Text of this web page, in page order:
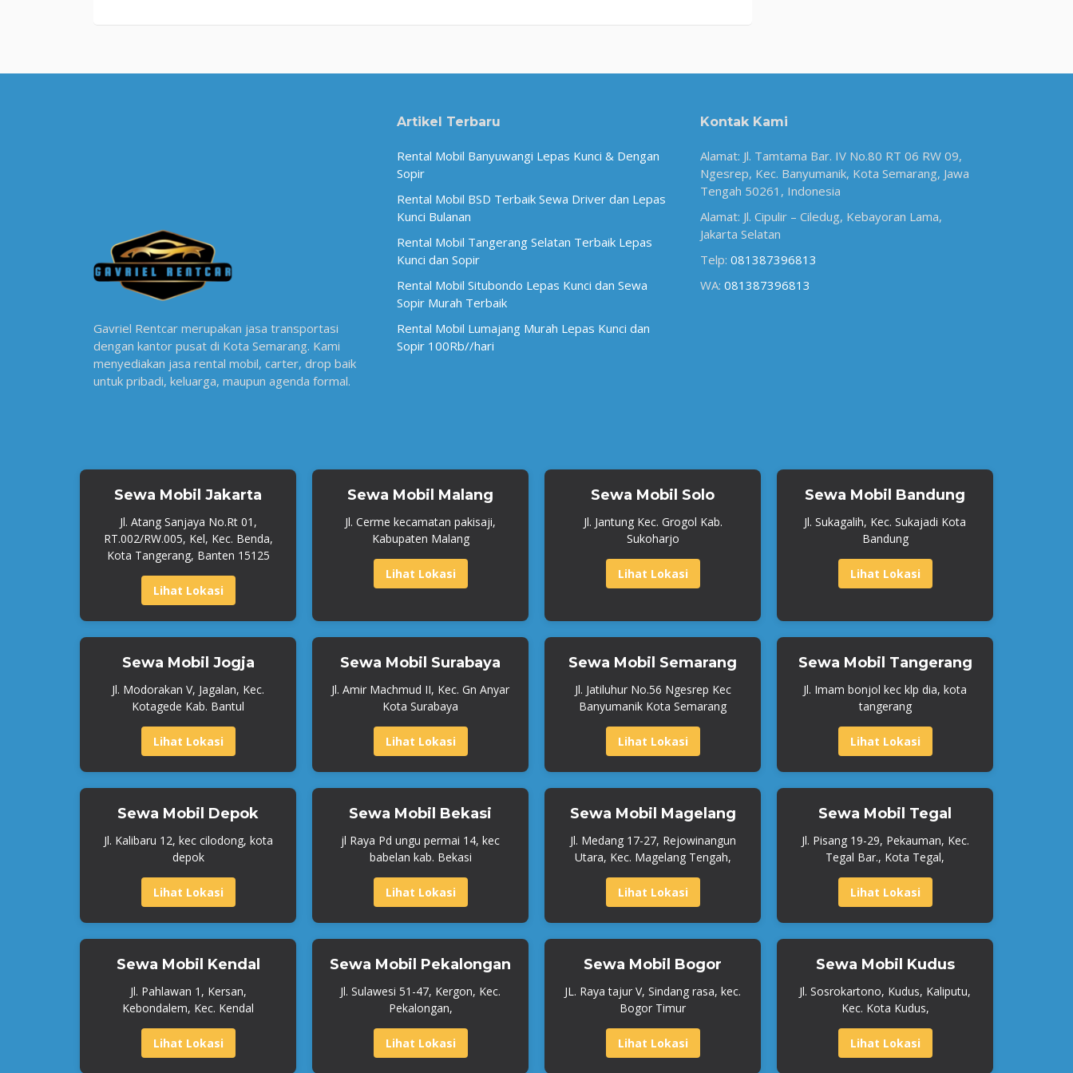
Gavriel Rentcar merupakan jasa transportasi
dengan kantor pusat di Kota Semarang. Kami
menyediakan jasa rental mobil, carter, drop baik
untuk pribadi, keluarga, maupun agenda formal.
Artikel Terbaru
Rental Mobil Banyuwangi Lepas Kunci & Dengan
Sopir
Rental Mobil BSD Terbaik Sewa Driver dan Lepas
Kunci Bulanan
Rental Mobil Tangerang Selatan Terbaik Lepas
Kunci dan Sopir
Rental Mobil Situbondo Lepas Kunci dan Sewa
Sopir Murah Terbaik
Rental Mobil Lumajang Murah Lepas Kunci dan
Sopir 100Rb//hari
Kontak Kami
Alamat: Jl. Tamtama Bar. IV No.80 RT 06 RW 09,
Ngesrep, Kec. Banyumanik, Kota Semarang, Jawa
Tengah 50261, Indonesia
Alamat: Jl. Cipulir – Ciledug, Kebayoran Lama,
Jakarta Selatan
Telp: 081387396813
WA: 081387396813
Sewa Mobil Jakarta
Jl. Atang Sanjaya No.Rt 01,
RT.002/RW.005, Kel, Kec. Benda,
Kota Tangerang, Banten 15125
Lihat Lokasi
Sewa Mobil Malang
Jl. Cerme kecamatan pakisaji,
Kabupaten Malang
Lihat Lokasi
Sewa Mobil Solo
Jl. Jantung Kec. Grogol Kab.
Sukoharjo
Lihat Lokasi
Sewa Mobil Bandung
Jl. Sukagalih, Kec. Sukajadi Kota
Bandung
Lihat Lokasi
Sewa Mobil Jogja
Jl. Modorakan V, Jagalan, Kec.
Kotagede Kab. Bantul
Lihat Lokasi
Sewa Mobil Surabaya
Jl. Amir Machmud II, Kec. Gn Anyar
Kota Surabaya
Lihat Lokasi
Sewa Mobil Semarang
Jl. Jatiluhur No.56 Ngesrep Kec
Banyumanik Kota Semarang
Lihat Lokasi
Sewa Mobil Tangerang
Jl. Imam bonjol kec klp dia, kota
tangerang
Lihat Lokasi
Sewa Mobil Depok
Jl. Kalibaru 12, kec cilodong, kota
depok
Lihat Lokasi
Sewa Mobil Bekasi
jl Raya Pd ungu permai 14, kec
babelan kab. Bekasi
Lihat Lokasi
Sewa Mobil Magelang
Jl. Medang 17-27, Rejowinangun
Utara, Kec. Magelang Tengah,
Lihat Lokasi
Sewa Mobil Tegal
Jl. Pisang 19-29, Pekauman, Kec.
Tegal Bar., Kota Tegal,
Lihat Lokasi
Sewa Mobil Kendal
Jl. Pahlawan 1, Kersan,
Kebondalem, Kec. Kendal
Lihat Lokasi
Sewa Mobil Pekalongan
Jl. Sulawesi 51-47, Kergon, Kec.
Pekalongan,
Lihat Lokasi
Sewa Mobil Bogor
JL. Raya tajur V, Sindang rasa, kec.
Bogor Timur
Lihat Lokasi
Sewa Mobil Kudus
Jl. Sosrokartono, Kudus, Kaliputu,
Kec. Kota Kudus,
Lihat Lokasi